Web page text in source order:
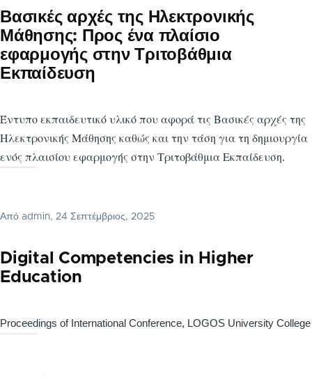
Βασικές αρχές της Ηλεκτρονικής
Μάθησης: Προς ένα πλαίσιο
εφαρμογής στην Τριτοβάθμια
Εκπαίδευση
Έντυπο εκπαιδευτικό υλικό που αφορά τις Βασικές αρχές της
Ηλεκτρονικής Μάθησης καθώς και την τάση για τη δημιουργία
ενός πλαισίου εφαρμογής στην Τριτοβάθμια Εκπαίδευση.
Από admin, 24 Σεπτέμβριος, 2025
Digital Competencies in Higher
Education
Proceedings of International Conference, LOGOS University College